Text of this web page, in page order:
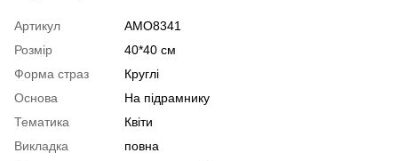
Артикул
AMO8341
Розмір
40*40 см
Форма страз
Круглі
Основа
На підрамнику
Тематика
Квіти
Викладка
повна